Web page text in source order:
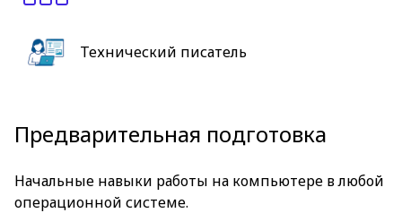
Технический писатель
Предварительная подготовка
Начальные навыки работы на компьютере в любой
операционной системе.